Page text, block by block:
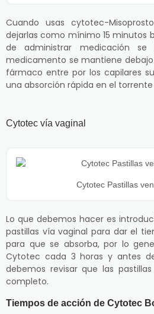
Cuando usas cytotec-
dejarlas como mínimo 15 minutos
de administrar medicación
medicamento se mantiene
fármaco entre por los capilares
una absorción rápida en el
Cytotec vía vaginal
Cytotec Pastillas
Lo que debemos hacer es
pastillas vía vaginal para dar el
para que se absorba, por lo
Cytotec cada 3 horas y antes
debemos revisar que las
completo.
Tiempos de acción de Cytotec